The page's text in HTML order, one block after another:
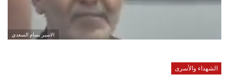
الاسير بسام السعدي
الشهداء والأسرى